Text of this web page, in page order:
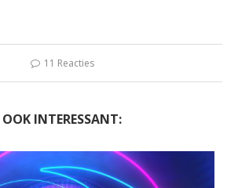
11 Reacties
OOK INTERESSANT: